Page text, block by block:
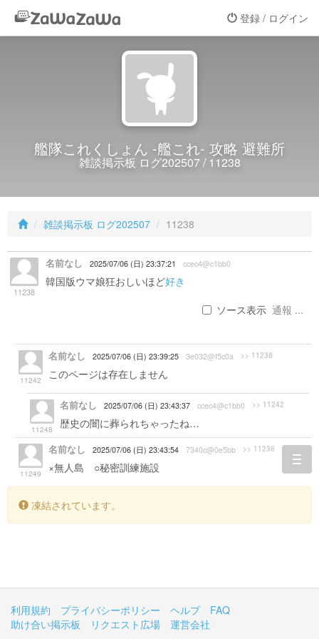
登録 / ログイン
艦隊これくしょん -艦これ- 攻略 避難所
雑談掲示板 ログ202507 / 11238
雑談掲示板 ログ202507 11238
11238
名前なし 2025/07/06 (日) 23:37:21 ccec4@c1bb0
韓国版ウマ娘狂おしいほど好き
ソース表示 通報 ...
11242
名前なし 2025/07/06 (日) 23:39:25 3e032@f5c0a >> 11238
このページは存在しません
11248
名前なし 2025/07/06 (日) 23:43:37 ccec4@c1bb0 >> 11242
歴史の闇に葬られちゃったね…
11249
名前なし 2025/07/06 (日) 23:43:54 7340c@0e5bb >> 11238
×無人島 ○秘密訓練施設
凍結されています。
利用規約 プライバシーポリシー ヘルプ
FAQ
助け合い掲示板
リクエスト広場
運営会社